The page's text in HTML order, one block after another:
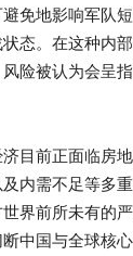
免地影响军队
态。在这种内
险被认为会呈
目前正面临房
内需不足等多
界前所未有的
中国与全球核